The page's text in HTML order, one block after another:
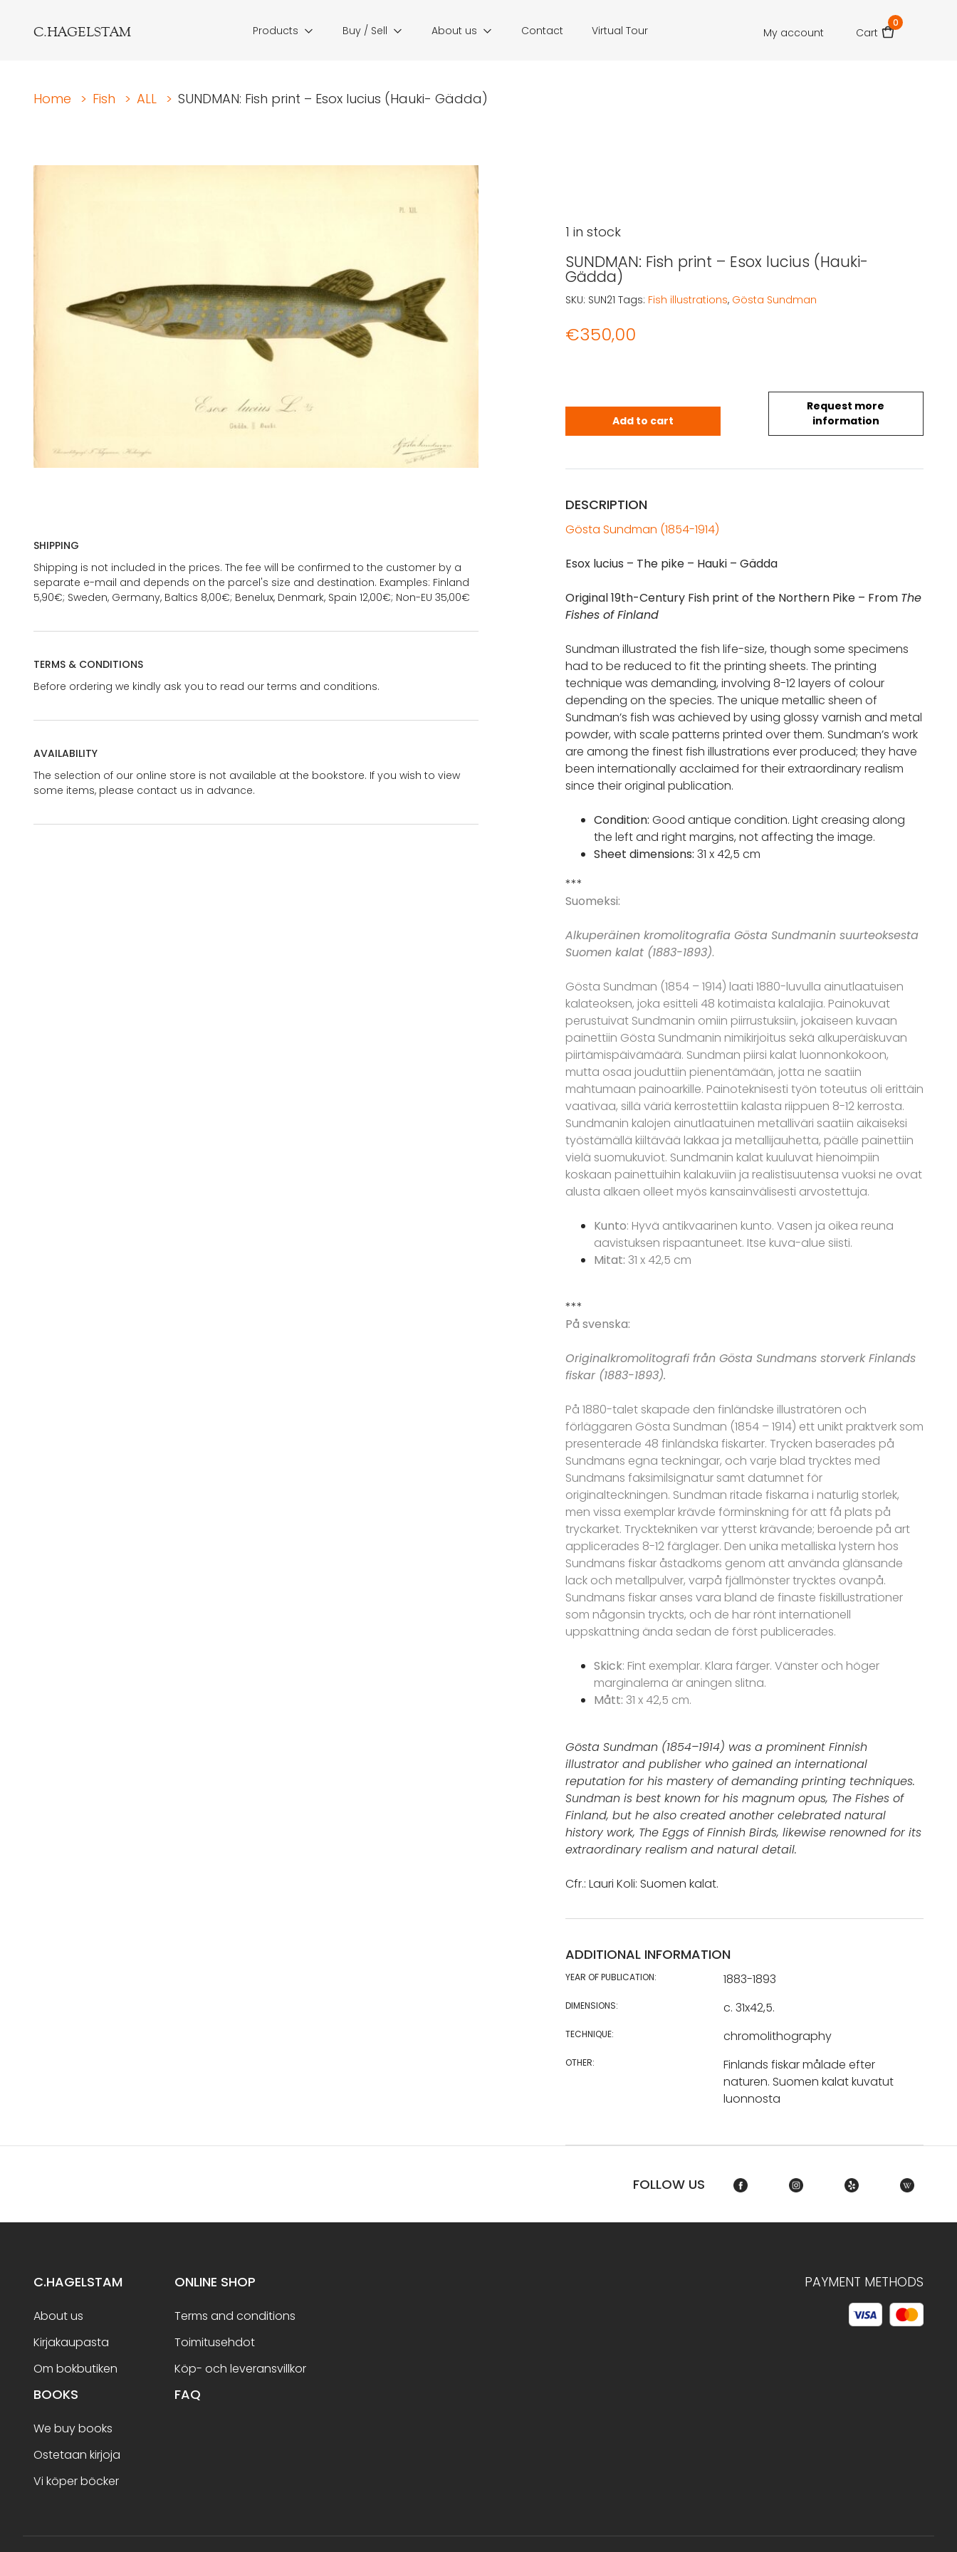
C.HAGELSTAM Products Buy / Sell About us Contact Virtual Tour My account Cart
0
Home > Fish > ALL > SUNDMAN: Fish print – Esox lucius (Hauki- Gädda)
SHIPPING
Shipping is not included in the prices. The fee will be confirmed to the customer by a
separate e-mail and depends on the parcel's size and destination. Examples: Finland
5,90€; Sweden, Germany, Baltics 8,00€; Benelux, Denmark, Spain 12,00€; Non-EU 35,00€
TERMS & CONDITIONS
Before ordering we kindly ask you to read our terms and conditions.
AVAILABILITY
The selection of our online store is not available at the bookstore. If you wish to view
some items, please contact us in advance.
SUNDMAN: Fish print – Esox lucius (Hauki-
Gädda)
€350,00
Request more
information
1 in stock
SUNDMAN: Fish print - Esox lucius (Hauki- Gädda) quantity
Add to cart
SKU: SUN21 Tags: Fish illustrations, Gösta Sundman
DESCRIPTION
Gösta Sundman (1854-1914)
Esox lucius – The pike – Hauki – Gädda
Original 19th-Century Fish print of the Northern Pike – From The
Fishes of Finland
Sundman illustrated the fish life-size, though some specimens
had to be reduced to fit the printing sheets. The printing
technique was demanding, involving 8-12 layers of colour
depending on the species. The unique metallic sheen of
Sundman’s fish was achieved by using glossy varnish and metal
powder, with scale patterns printed over them. Sundman’s work
are among the finest fish illustrations ever produced; they have
been internationally acclaimed for their extraordinary realism
since their original publication.
Condition: Good antique condition. Light creasing along
the left and right margins, not affecting the image.
Sheet dimensions: 31 x 42,5 cm
***
Suomeksi:
Alkuperäinen kromolitografia Gösta Sundmanin suurteoksesta
Suomen kalat (1883-1893).
Gösta Sundman (1854 – 1914) laati 1880-luvulla ainutlaatuisen
kalateoksen, joka esitteli 48 kotimaista kalalajia. Painokuvat
perustuivat Sundmanin omiin piirrustuksiin, jokaiseen kuvaan
painettiin Gösta Sundmanin nimikirjoitus sekä alkuperäiskuvan
piirtämispäivämäärä. Sundman piirsi kalat luonnonkokoon,
mutta osaa jouduttiin pienentämään, jotta ne saatiin
mahtumaan painoarkille. Painoteknisesti työn toteutus oli erittäin
vaativaa, sillä väriä kerrostettiin kalasta riippuen 8-12 kerrosta.
Sundmanin kalojen ainutlaatuinen metalliväri saatiin aikaiseksi
työstämällä kiiltävää lakkaa ja metallijauhetta, päälle painettiin
vielä suomukuviot. Sundmanin kalat kuuluvat hienoimpiin
koskaan painettuihin kalakuviin ja realistisuutensa vuoksi ne ovat
alusta alkaen olleet myös kansainvälisesti arvostettuja.
Kunto: Hyvä antikvaarinen kunto. Vasen ja oikea reuna
aavistuksen rispaantuneet. Itse kuva-alue siisti.
Mitat: 31 x 42,5 cm
***
På svenska:
Originalkromolitografi från Gösta Sundmans storverk Finlands
fiskar (1883-1893).
På 1880-talet skapade den finländske illustratören och
förläggaren Gösta Sundman (1854 – 1914) ett unikt praktverk som
presenterade 48 finländska fiskarter. Trycken baserades på
Sundmans egna teckningar, och varje blad trycktes med
Sundmans faksimilsignatur samt datumnet för
originalteckningen. Sundman ritade fiskarna i naturlig storlek,
men vissa exemplar krävde förminskning för att få plats på
tryckarket. Trycktekniken var ytterst krävande; beroende på art
applicerades 8-12 färglager. Den unika metalliska lystern hos
Sundmans fiskar åstadkoms genom att använda glänsande
lack och metallpulver, varpå fjällmönster trycktes ovanpå.
Sundmans fiskar anses vara bland de finaste fiskillustrationer
som någonsin tryckts, och de har rönt internationell
uppskattning ända sedan de först publicerades.
Skick: Fint exemplar. Klara färger. Vänster och höger
marginalerna är aningen slitna.
Mått: 31 x 42,5 cm.
Gösta Sundman (1854–1914) was a prominent Finnish
illustrator and publisher who gained an international
reputation for his mastery of demanding printing techniques.
Sundman is best known for his magnum opus, The Fishes of
Finland, but he also created another celebrated natural
history work, The Eggs of Finnish Birds, likewise renowned for its
extraordinary realism and natural detail.
Cfr.: Lauri Koli: Suomen kalat.
ADDITIONAL INFORMATION
YEAR OF PUBLICATION: 1883-1893
DIMENSIONS: c. 31x42,5.
TECHNIQUE: chromolithography
OTHER:
Finlands fiskar målade efter
naturen. Suomen kalat kuvatut
luonnosta
FOLLOW US
C.HAGELSTAM
About us
Kirjakaupasta
Om bokbutiken
ONLINE SHOP
Terms and conditions
Toimitusehdot
Köp- och leveransvillkor
BOOKS
We buy books
Ostetaan kirjoja
Vi köper böcker
FAQ
PAYMENT METHODS